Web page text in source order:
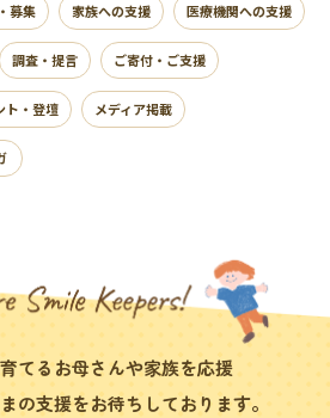
募集 家族への支援 医療機関への支援
調査・提言 ご寄付・ご支援
ト・登壇 メディア掲載
てるお母さんや家族を応援
の支援をお待ちしております。